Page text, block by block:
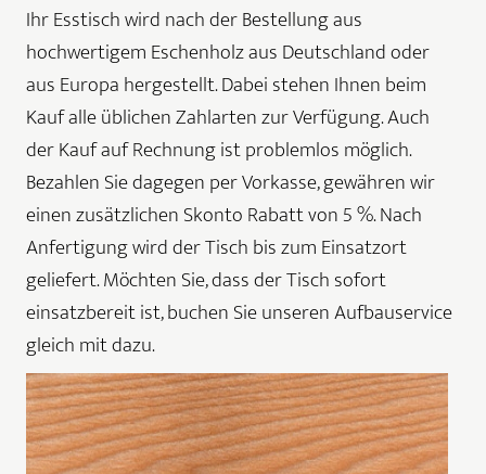
Ihr Esstisch wird nach der Bestellung aus
hochwertigem Eschenholz aus Deutschland oder
aus Europa hergestellt. Dabei stehen Ihnen beim
Kauf alle üblichen Zahlarten zur Verfügung. Auch
der Kauf auf Rechnung ist problemlos möglich.
Bezahlen Sie dagegen per Vorkasse, gewähren wir
einen zusätzlichen Skonto Rabatt von 5 %. Nach
Anfertigung wird der Tisch bis zum Einsatzort
geliefert. Möchten Sie, dass der Tisch sofort
einsatzbereit ist, buchen Sie unseren Aufbauservice
gleich mit dazu.